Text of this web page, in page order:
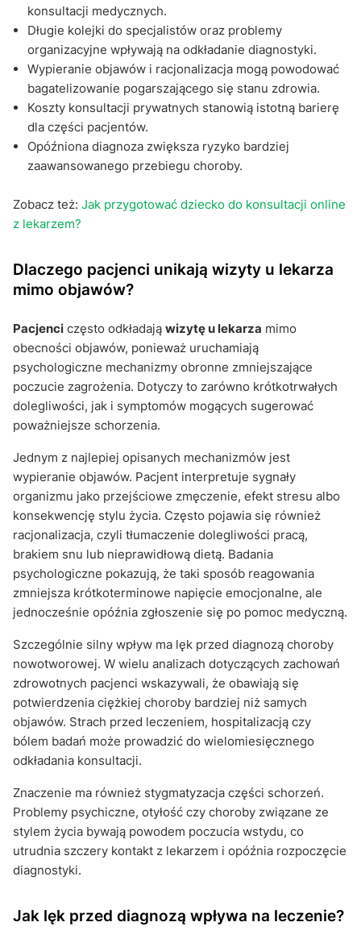
konsultacji medycznych.
Długie kolejki do specjalistów oraz problemy
organizacyjne wpływają na odkładanie diagnostyki.
Wypieranie objawów i racjonalizacja mogą powodować
bagatelizowanie pogarszającego się stanu zdrowia.
Koszty konsultacji prywatnych stanowią istotną barierę
dla części pacjentów.
Opóźniona diagnoza zwiększa ryzyko bardziej
zaawansowanego przebiegu choroby.
Zobacz też: Jak przygotować dziecko do konsultacji online
z lekarzem?
Dlaczego pacjenci unikają wizyty u lekarza
mimo objawów?
Pacjenci często odkładają wizytę u lekarza mimo
obecności objawów, ponieważ uruchamiają
psychologiczne mechanizmy obronne zmniejszające
poczucie zagrożenia. Dotyczy to zarówno krótkotrwałych
dolegliwości, jak i symptomów mogących sugerować
poważniejsze schorzenia.
Jednym z najlepiej opisanych mechanizmów jest
wypieranie objawów. Pacjent interpretuje sygnały
organizmu jako przejściowe zmęczenie, efekt stresu albo
konsekwencję stylu życia. Często pojawia się również
racjonalizacja, czyli tłumaczenie dolegliwości pracą,
brakiem snu lub nieprawidłową dietą. Badania
psychologiczne pokazują, że taki sposób reagowania
zmniejsza krótkoterminowe napięcie emocjonalne, ale
jednocześnie opóźnia zgłoszenie się po pomoc medyczną.
Szczególnie silny wpływ ma lęk przed diagnozą choroby
nowotworowej. W wielu analizach dotyczących zachowań
zdrowotnych pacjenci wskazywali, że obawiają się
potwierdzenia ciężkiej choroby bardziej niż samych
objawów. Strach przed leczeniem, hospitalizacją czy
bólem badań może prowadzić do wielomiesięcznego
odkładania konsultacji.
Znaczenie ma również stygmatyzacja części schorzeń.
Problemy psychiczne, otyłość czy choroby związane ze
stylem życia bywają powodem poczucia wstydu, co
utrudnia szczery kontakt z lekarzem i opóźnia rozpoczęcie
diagnostyki.
Jak lęk przed diagnozą wpływa na leczenie?